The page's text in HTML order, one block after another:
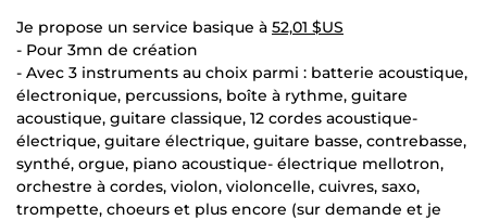
Je propose un service basique à 52,01 $US
- Pour 3mn de création
- Avec 3 instruments au choix parmi : batterie acoustique,
électronique, percussions, boîte à rythme, guitare
acoustique, guitare classique, 12 cordes acoustique-
électrique, guitare électrique, guitare basse, contrebasse,
synthé, orgue, piano acoustique- électrique mellotron,
orchestre à cordes, violon, violoncelle, cuivres, saxo,
trompette, choeurs et plus encore (sur demande et je